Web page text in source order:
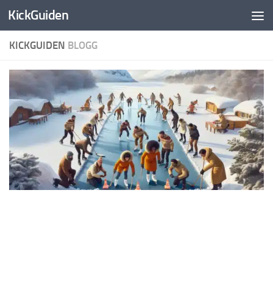
Skip to content
KickGuiden
KICKGUIDEN BLOGG